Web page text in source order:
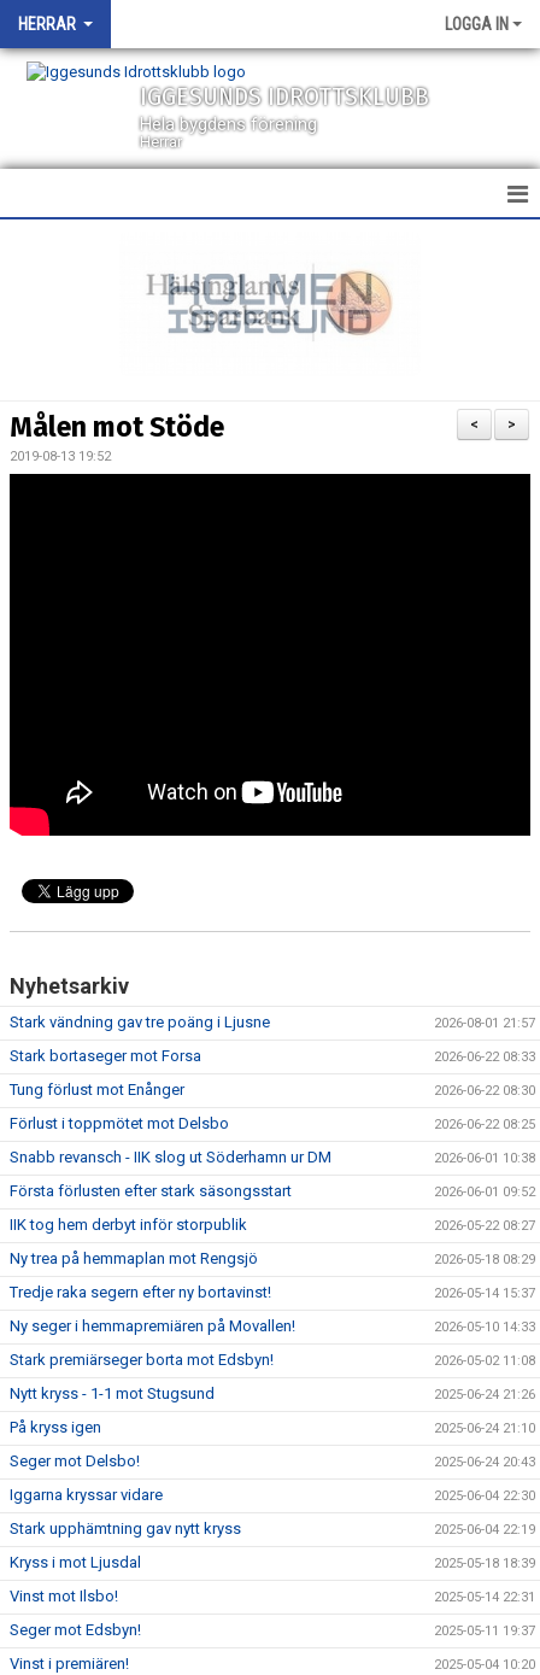
HERRAR LOGGA IN
IGGESUNDS IDROTTSKLUBB
Hela bygdens förening
Herrar
BILDGALLERI
>
<
Målen mot Stöde
2019-08-13 19:52
Nyhetsarkiv
Stark vändning gav tre poäng i Ljusne 2026-08-01 21:57
Stark bortaseger mot Forsa 2026-06-22 08:33
Tung förlust mot Enånger 2026-06-22 08:30
Förlust i toppmötet mot Delsbo 2026-06-22 08:25
Snabb revansch - IIK slog ut Söderhamn ur DM 2026-06-01 10:38
Första förlusten efter stark säsongsstart 2026-06-01 09:52
IIK tog hem derbyt inför storpublik 2026-05-22 08:27
Ny trea på hemmaplan mot Rengsjö 2026-05-18 08:29
Tredje raka segern efter ny bortavinst! 2026-05-14 15:37
Ny seger i hemmapremiären på Movallen! 2026-05-10 14:33
Stark premiärseger borta mot Edsbyn! 2026-05-02 11:08
Nytt kryss - 1-1 mot Stugsund 2025-06-24 21:26
På kryss igen 2025-06-24 21:10
Seger mot Delsbo! 2025-06-24 20:43
Iggarna kryssar vidare 2025-06-04 22:30
Stark upphämtning gav nytt kryss 2025-06-04 22:19
Kryss i mot Ljusdal 2025-05-18 18:39
Vinst mot Ilsbo! 2025-05-14 22:31
Seger mot Edsbyn! 2025-05-11 19:37
Vinst i premiären! 2025-05-04 10:20